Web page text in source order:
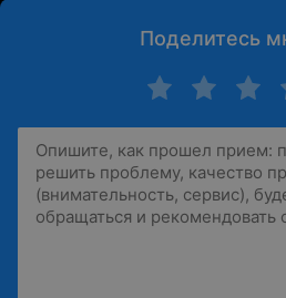
Поделитесь